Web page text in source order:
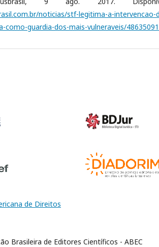
noticias/stf-legitima-a-intervencao-
como-guardia-dos-mais-vulneraveis/
Brasileira de Editores Científicos - ABEC